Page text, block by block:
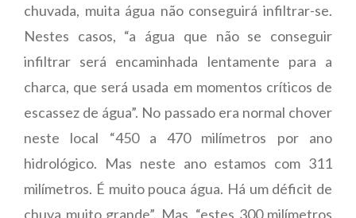
chuvada, muita água não conseguirá infiltrar-se.
Nestes casos, “a água que não se conseguir
infiltrar será encaminhada lentamente para a
charca, que será usada em momentos críticos de
escassez de água”. No passado era normal chover
neste local “450 a 470 milímetros por ano
hidrológico. Mas neste ano estamos com 311
milímetros. É muito pouca água. Há um déficit de
chuva muito grande”. Mas, “estes 300 milímetros